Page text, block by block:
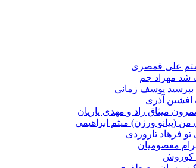
50
علی قمصری
شد مهراد جم
بپرسید یوسف زمانی
افشین آذری
میثاق راد و مهدی یاریان
من (پیانو ورژن) میثم ابراهیمی
تو فرهاد تاروردی
معصومیان
کوروش